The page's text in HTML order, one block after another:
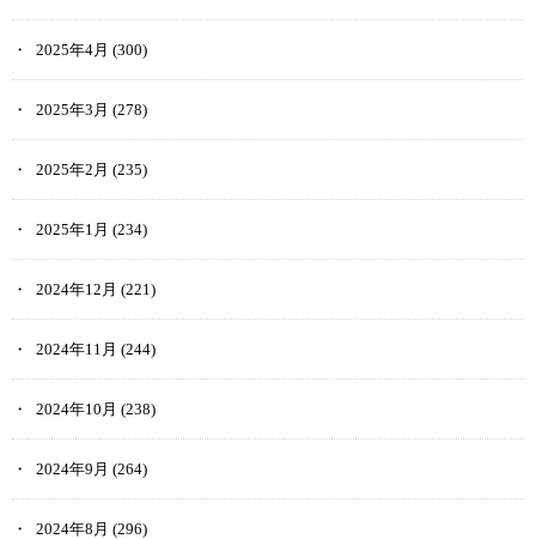
2025年4月 (300)
2025年3月 (278)
2025年2月 (235)
2025年1月 (234)
2024年12月 (221)
2024年11月 (244)
2024年10月 (238)
2024年9月 (264)
2024年8月 (296)